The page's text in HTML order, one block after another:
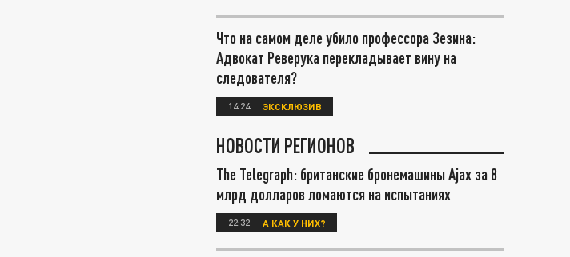
Что на самом деле убило профессора Зезина:
Адвокат Реверука перекладывает вину на
следователя?
14:24 ЭКСКЛЮЗИВ
НОВОСТИ РЕГИОНОВ
The Telegraph: британские бронемашины Ajax за 8
млрд долларов ломаются на испытаниях
22:32 А КАК У НИХ?